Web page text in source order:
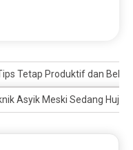
Tetap Produktif dan
Asyik Meski Sedang Hujan